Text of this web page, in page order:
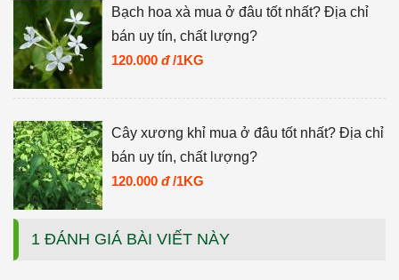
Bạch hoa xà mua ở đâu tốt nhất? Địa chỉ
bán uy tín, chất lượng?
120.000 đ /1KG
Cây xương khỉ mua ở đâu tốt nhất? Địa chỉ
bán uy tín, chất lượng?
120.000 đ /1KG
1 ĐÁNH GIÁ BÀI VIẾT NÀY